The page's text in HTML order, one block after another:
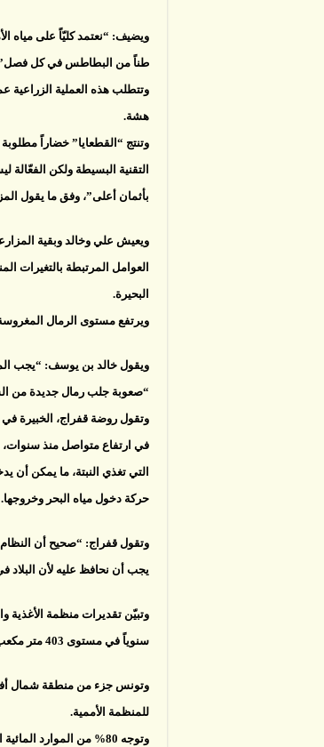
طناً من البطاطس في كل فصل”،
وتتطلب هذه العملية الزراعية
هشة.
وتنتج “القطعايا” خضاراً
التقنية البسيطة ولكن
بأثمان أعلى”، وفق ما يقول المزارع
ويعيش علي وخالد وبقية
العوامل المرتبطة بالتغيرات
البحيرة.
ويرتفع مستوى الرمال
ويقول خالد بن يوسف: “يجب
“صعوبة جلب رمال جديدة من
وتقول روضة قفراج، الخبيرة في
في ارتفاع متواصل منذ سنوات،
التي تغذي النبتة، ما يمكن
حركة دخول مياه البحر وخروجها.
وتقول قفراج: “صحيح أن النظام
يجب أن نحافظ عليه لأن
سنوياً في مستوى 403 متر مكعب، وهذه “ندرة مُطلقة للمياه” لا تسمح بإرساء تنمية مستدامة.
وتونس جزء من منطقة شمال
للمنظمة الأممية.
وتوجه 80% من الموارد